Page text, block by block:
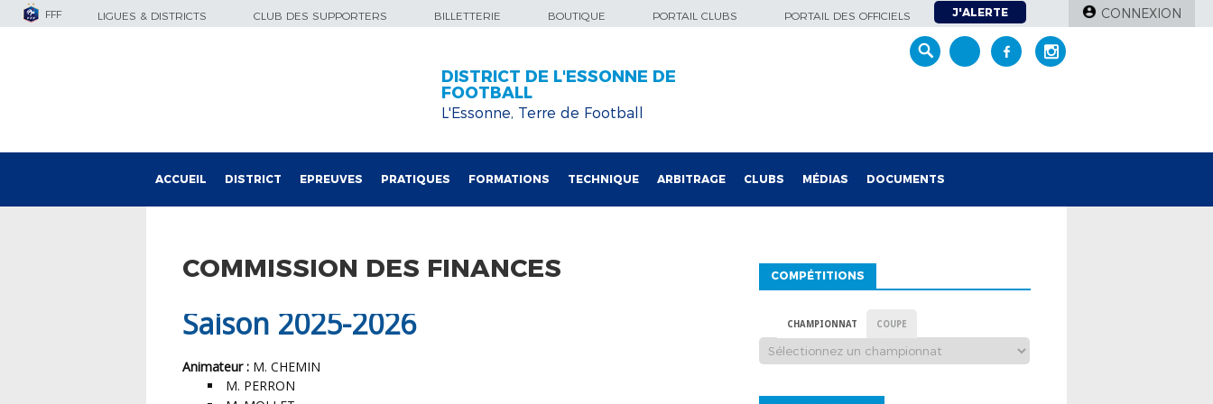
FFF LIGUES & DISTRICTS CLUB DES SUPPORTERS BILLETTERIE BOUTIQUE PORTAIL CLUBS PORTAIL DES OFFICIELS J'ALERTE CONNEXION
DISTRICT DE L'ESSONNE DE
FOOTBALL
L'Essonne, Terre de Football
ACCUEIL DISTRICT EPREUVES PRATIQUES FORMATIONS TECHNIQUE ARBITRAGE CLUBS MÉDIAS DOCUMENTS
COMMISSION DES FINANCES
Saison 2025-2026
Animateur : M. CHEMIN
M. PERRON
COMPÉTITIONS
CHAMPIONNAT COUPE